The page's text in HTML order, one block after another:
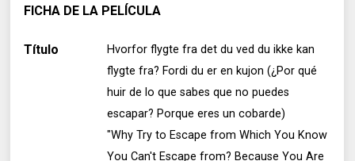
FICHA DE LA PELÍCULA
Título
Hvorfor flygte fra det du ved du ikke kan
flygte fra? Fordi du er en kujon (¿Por qué
huir de lo que sabes que no puedes
escapar? Porque eres un cobarde)
"Why Try to Escape from Which You Know
You Can't Escape from? Because You Are